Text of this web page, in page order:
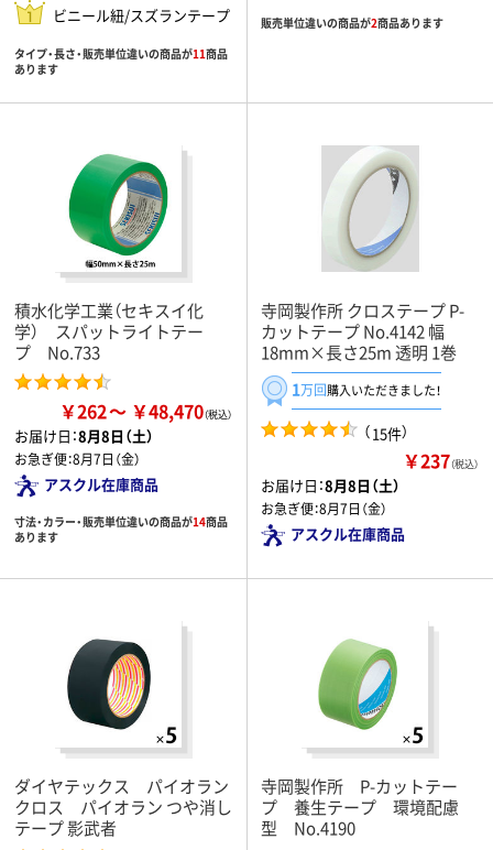
ビニール紐/スズランテープ
タイプ・長さ・販売単位違いの商品が11商品
あります
販売単位違いの商品が2商品あります
積水化学工業（セキスイ化
学） スパットライトテー
プ No.733
￥262 ￥48,470
お届け日：8月8日（土）
お急ぎ便：8月7日（金）
アスクル在庫商品
寸法・カラー・販売単位違いの商品が14商品
あります
寺岡製作所 クロステープ P-
カットテープ No.4142 幅
18mm×長さ25m 透明 1巻
1万回購入いただきました！
（15件）
￥237（税込）
お届け日：8月8日（土）
お急ぎ便：8月7日（金）
アスクル在庫商品
ダイヤテックス パイオラン
クロス パイオラン つや消し
テープ 影武者
寺岡製作所 P-カットテー
プ 養生テープ 環境配慮
型 No.4190